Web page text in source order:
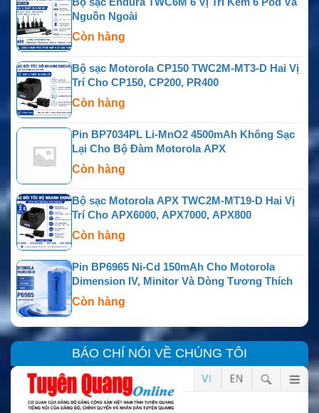
Nguồn Ngoài
Còn hàng
Bộ sạc Motorola CP150 TWC2M-MT3-D Hai Vị
Trí Cho CP150, CP200, PR400
Còn hàng
Pin BP7034PL Li-MnO2 4500mAh Không Sạc
Lại Cho Bộ Đàm Motorola APX
Còn hàng
Bộ sạc Motorola APX TWC2M-MT19-D Hai Vị
Trí Cho APX6000, APX7000, APX800
Còn hàng
Pin BP6965 Ni-Cd 150mAh Cho Motorola
Dimension IV, Minitor Và Dòng Tương Thích
Còn hàng
BÁO CHÍ NÓI VỀ CHÚNG TÔI